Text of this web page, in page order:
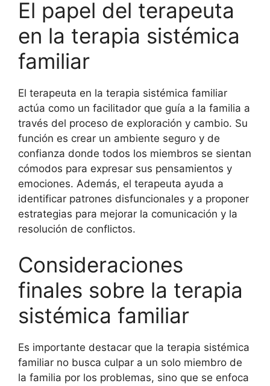
El papel del terapeuta
en la terapia sistémica
familiar
El terapeuta en la terapia sistémica familiar
actúa como un facilitador que guía a la familia a
través del proceso de exploración y cambio. Su
función es crear un ambiente seguro y de
confianza donde todos los miembros se sientan
cómodos para expresar sus pensamientos y
emociones. Además, el terapeuta ayuda a
identificar patrones disfuncionales y a proponer
estrategias para mejorar la comunicación y la
resolución de conflictos.
Consideraciones
finales sobre la terapia
sistémica familiar
Es importante destacar que la terapia sistémica
familiar no busca culpar a un solo miembro de
la familia por los problemas, sino que se enfoca